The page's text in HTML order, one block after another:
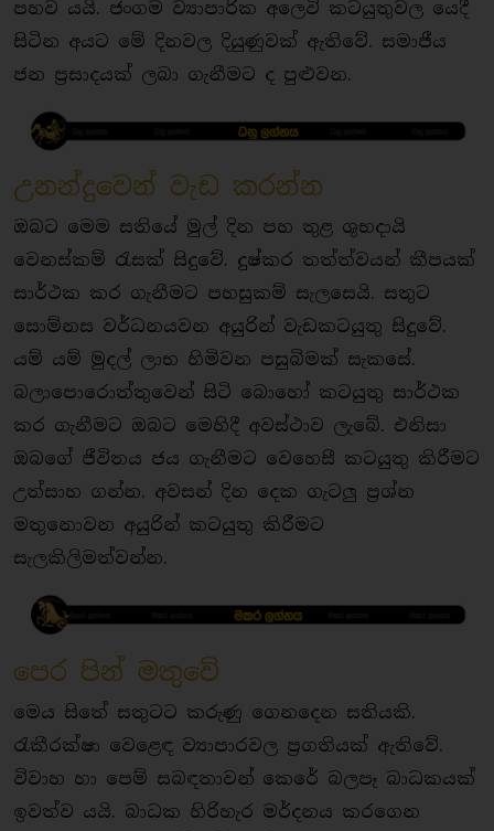
පහව යයි. ජංගම ව්‍යාපාරික අලෙවි කටයුතුවල යෙදී
සිටින අයට මේ දිනවල දියුණුවක් ඇතිවේ. සමාජීය
ජන ප්‍රසාදයක් ලබා ගැනීමට ද පුළුවන.
උනන්දුවෙන් වැඩ කරන්න
ඔබට මෙම සතියේ මුල් දින පහ තුළ ශුභදායි
වෙනස්කම් රැසක් සිදුවේ. දුෂ්කර තත්ත්වයන් කීපයක්
සාර්ථක කර ගැනීමට පහසුකම් සැලසෙයි. සතුට
සොම්නස වර්ධනයවන අයුරින් වැඩකටයුතු සිදුවේ.
යම් යම් මුදල් ලාභ හිමිවන පසුබිමක් සැකසේ.
බලාපොරොත්තුවෙන් සිටි බොහෝ කටයුතු සාර්ථක
කර ගැනීමට ඔබට මෙහිදී අවස්ථාව ලැබේ. එනිසා
ඔබගේ ජීවිතය ජය ගැනීමට වෙහෙසී කටයුතු කිරීමට
උත්සාහ ගන්න. අවසන් දින දෙක ගැටලු ප්‍රශ්න
මතුනොවන අයුරින් කටයුතු කිරීමට
සැලකිලිමත්වන්න.
පෙර පින් මතුවේ
මෙය සිතේ සතුටට කරුණු ගෙනදෙන සතියකි.
රැකීරක්ෂා වෙළෙඳ ව්‍යාපාරවල ප්‍රගතියක් ඇතිවේ.
විවාහ හා පෙම් සබඳතාවන් කෙරේ බලපෑ බාධකයක්
ඉවත්ව යයි. බාධක හිරිහැර මර්දනය කරගෙන